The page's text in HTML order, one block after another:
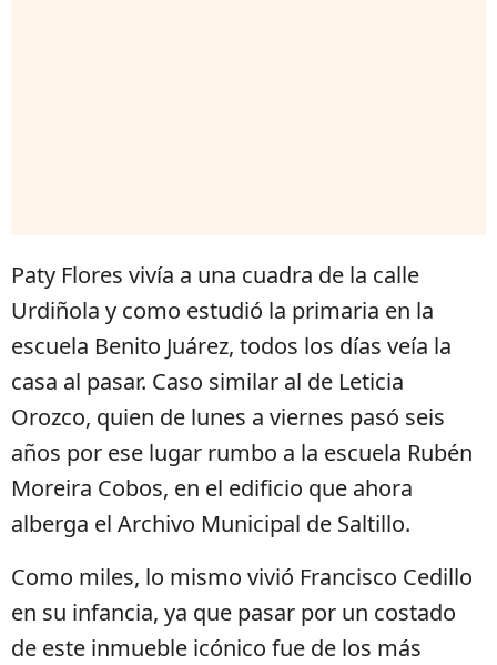
Paty Flores vivía a una cuadra de la calle
Urdiñola y como estudió la primaria en la
escuela Benito Juárez, todos los días veía la
casa al pasar. Caso similar al de Leticia
Orozco, quien de lunes a viernes pasó seis
años por ese lugar rumbo a la escuela Rubén
Moreira Cobos, en el edificio que ahora
alberga el Archivo Municipal de Saltillo.
Como miles, lo mismo vivió Francisco Cedillo
en su infancia, ya que pasar por un costado
de este inmueble icónico fue de los más